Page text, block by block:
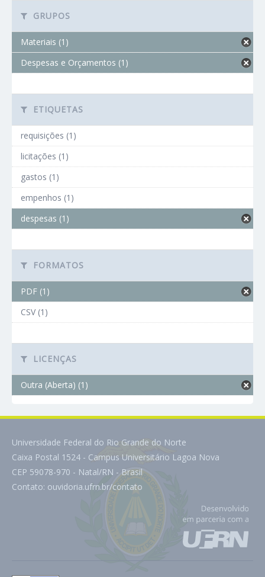
GRUPOS
Materiais (1)
Despesas e Orçamentos (1)
ETIQUETAS
requisições (1)
licitações (1)
gastos (1)
empenhos (1)
despesas (1)
FORMATOS
PDF (1)
CSV (1)
LICENÇAS
Outra (Aberta) (1)
Universidade Federal do Rio Grande do Norte
Caixa Postal 1524 - Campus Universitário Lagoa Nova
CEP 59078-970 - Natal/RN - Brasil
Contato: ouvidoria.ufrn.br/contato